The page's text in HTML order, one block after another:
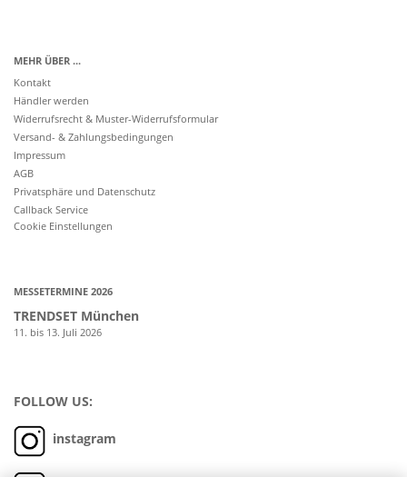
MEHR ÜBER ...
Kontakt
Händler werden
Widerrufsrecht & Muster-Widerrufsformular
Versand- & Zahlungsbedingungen
Impressum
AGB
Privatsphäre und Datenschutz
Callback Service
Cookie Einstellungen
MESSETERMINE 2026
TRENDSET München
11. bis 13. Juli 2026
FOLLOW US:
instagram